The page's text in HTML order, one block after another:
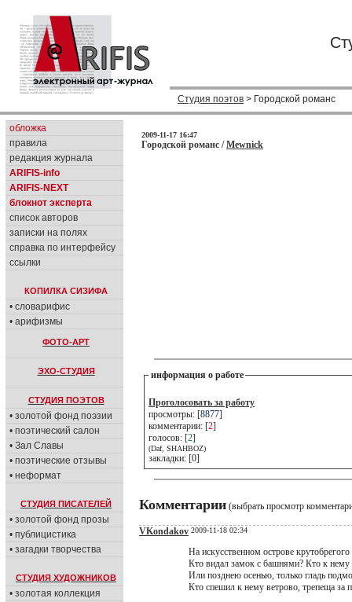
Студия поэтов > Городской романс
обложка
правила
редакция журнала
ARIFIS-info
ARIFIS-NEXT
блокнот эксперта
список авторов
записки на полях
справка по интерфейсу
ссылки
КОПИЛКА СИЗИФА
• словарифис
• арифизмы
ФОТО-АРТ
ЭХО-СТУДИЯ
СТУДИЯ ПОЭТОВ
• золотой фонд поэзии
• поэтический салон
• Зал Славы
• поэтические отзывы
• неформат
СТУДИЯ ПИСАТЕЛЕЙ
• золотой фонд прозы
• публицистика
• загадки творчества
СТУДИЯ ХУДОЖНИКОВ
• золотая коллекция
2009-11-17 16:47
Городской романс /Mewnick
информация о работе
Проголосовать за работу
просмотры: [8877]
комментарии: [2]
голосов: [2]
(Daf, SHAHBOZ)
закладки: [0]
Комментарии (выбрать просмотр
VKondakov 2009-11-18 02:34
На искусственном острове крутобрегого
Кто видал замок с башнями? Кто к нему
Или позднею осенью, только гладь
Кто спешил к нему ветрово, трепеща за